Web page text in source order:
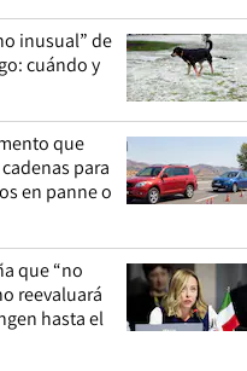
inusual” de
cuándo y
que
para
en panne o
que “no
reevaluará
hasta el